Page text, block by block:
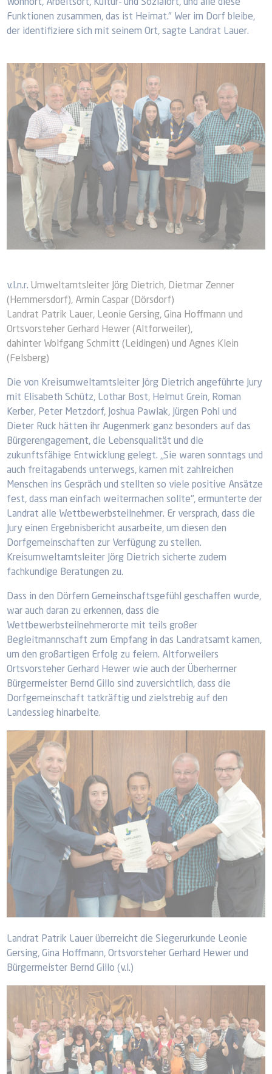
Wohnort, Arbeitsort, Kultur- und Sozialort, und alle diese
Funktionen zusammen, das ist Heimat." Wer im Dorf bleibe,
der identifiziere sich mit seinem Ort, sagte Landrat Lauer.
v.l.n.r.Umweltamtsleiter Jörg Dietrich, Dietmar Zenner
(Hemmersdorf), Armin Caspar (Dörsdorf)
Landrat Patrik Lauer, Leonie Gersing, Gina Hoffmann und
Ortsvorsteher Gerhard Hewer (Altforweiler),
dahinter Wolfgang Schmitt (Leidingen) und Agnes Klein
(Felsberg)
Die von Kreisumweltamtsleiter Jörg Dietrich angeführte Jury
mit Elisabeth Schütz, Lothar Bost, Helmut Grein, Roman
Kerber, Peter Metzdorf, Joshua Pawlak, Jürgen Pohl und
Dieter Ruck hätten ihr Augenmerk ganz besonders auf das
Bürgerengagement, die Lebensqualität und die
zukunftsfähige Entwicklung gelegt. „Sie waren sonntags und
auch freitagabends unterwegs, kamen mit zahlreichen
Menschen ins Gespräch und stellten so viele positive Ansätze
fest, dass man einfach weitermachen sollte", ermunterte der
Landrat alle Wettbewerbsteilnehmer. Er versprach, dass die
Jury einen Ergebnisbericht ausarbeite, um diesen den
Dorfgemeinschaften zur Verfügung zu stellen.
Kreisumweltamtsleiter Jörg Dietrich sicherte zudem
fachkundige Beratungen zu.
Dass in den Dörfern Gemeinschaftsgefühl geschaffen wurde,
war auch daran zu erkennen, dass die
Wettbewerbsteilnehmerorte mit teils großer
Begleitmannschaft zum Empfang in das Landratsamt kamen,
um den großartigen Erfolg zu feiern. Altforweilers
Ortsvorsteher Gerhard Hewer wie auch der Überherrner
Bürgermeister Bernd Gillo sind zuversichtlich, dass die
Dorfgemeinschaft tatkräftig und zielstrebig auf den
Landessieg hinarbeite.
Landrat Patrik Lauer überreicht die Siegerurkunde Leonie
Gersing, Gina Hoffmann, Ortsvorsteher Gerhard Hewer und
Bürgermeister Bernd Gillo (v.l.)